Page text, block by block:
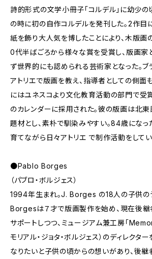
詩的形式の文学小冊子「コルデル」に幼少の
の時に初の自作コルデルを発刊した。2作目
紙を飾り大人気を博したことにより、木版画
0代半ばごろから様々な賞を受賞し、版画家
ず世界的にも認められる芸術家となった。
アトリエで版画を教え、指導者としての側面
にはユネスコより文化教育活動の部門で受
のカレンダーに採用された。彼の版画は北
題材とし、素朴で馴染みやすい。84歳にな
育てながら日々アトリエ で制作活動をしてい
●Pablo Borges
（パブロ・ボルジェス）
1994年生まれ。J. Borges の18人の子供の
Borgesは７才で版画製作を始め、現在後継
サポートしつつ、ミュージアム兼工房「
モリアル・ジョタ・ボルジェス）のディレクタ
なりたいと子供の頃からの想いがあり、後継